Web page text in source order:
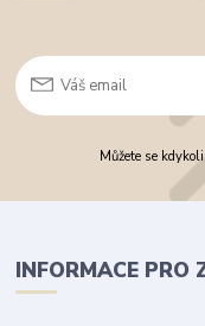
Můžete se
INFORMACE PRO